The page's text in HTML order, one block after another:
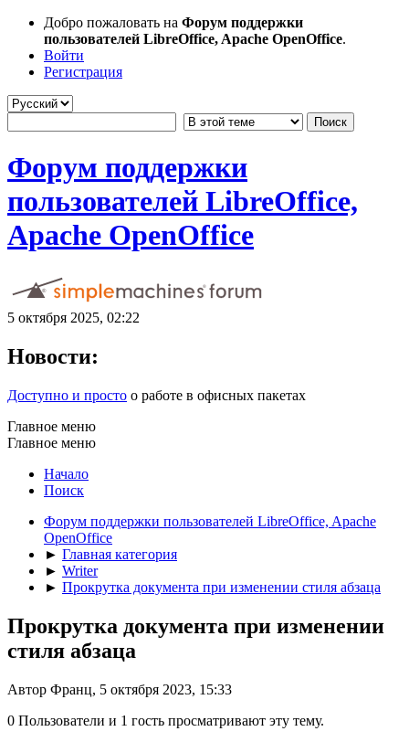
Добро пожаловать на Форум поддержки
пользователей LibreOffice, Apache OpenOffice.
Войти
Регистрация
Форум поддержки
пользователей LibreOffice,
Apache OpenOffice
5 октября 2025, 02:22
Новости:
Доступно и просто о работе в офисных пакетах
Главное меню
Главное меню
Начало
Поиск
Форум поддержки пользователей LibreOffice, Apache
OpenOffice
► Главная категория
► Writer
► Прокрутка документа при изменении стиля абзаца
Прокрутка документа при изменении
стиля абзаца
Автор Франц, 5 октября 2023, 15:33
0 Пользователи и 1 гость просматривают эту тему.